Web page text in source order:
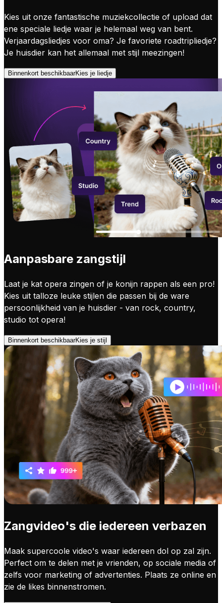
Kies uit onze fantastische muziekcollectie of upload dat
ene speciale liedje waar je helemaal weg van bent.
Verjaardagsliedjes voor oma? Je favoriete roadtripliedje?
Je huisdier kan het allemaal met stijl meezingen!
Binnenkort beschikbaarKies je liedje
Aanpasbare zangstijl
Laat je kat opera zingen of je konijn rappen als een pro!
Kies uit talloze leuke stijlen die passen bij de ware
persoonlijkheid van je huisdier - van rock, country,
studio tot opera!
Binnenkort beschikbaarKies je stijl
Zangvideo's die iedereen verbazen
Maak supercoole video's waar iedereen dol op zal zijn.
Perfect om te delen met je vrienden, op sociale media of
zelfs voor marketing of advertenties. Plaats ze online en
zie de likes binnenstromen.